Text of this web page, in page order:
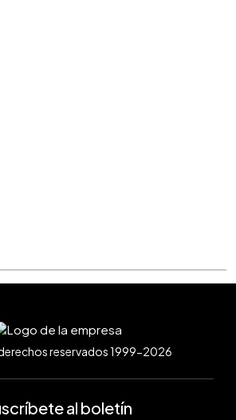
reservados 1999-2026
al boletín